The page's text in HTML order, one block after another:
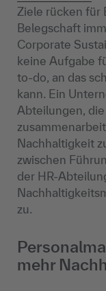
Ziele rücken für
Belegschaft
Corporate
keine Aufgabe
to-do, an das
kann. Ein
Abteilungen,
Nachhaltigkeit
zwischen
der HR-
zu.
mehr